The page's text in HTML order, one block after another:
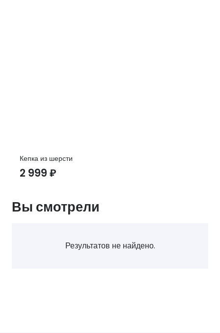
Кепка из шерсти
2 999 ₽
Вы смотрели
Результатов не найдено.